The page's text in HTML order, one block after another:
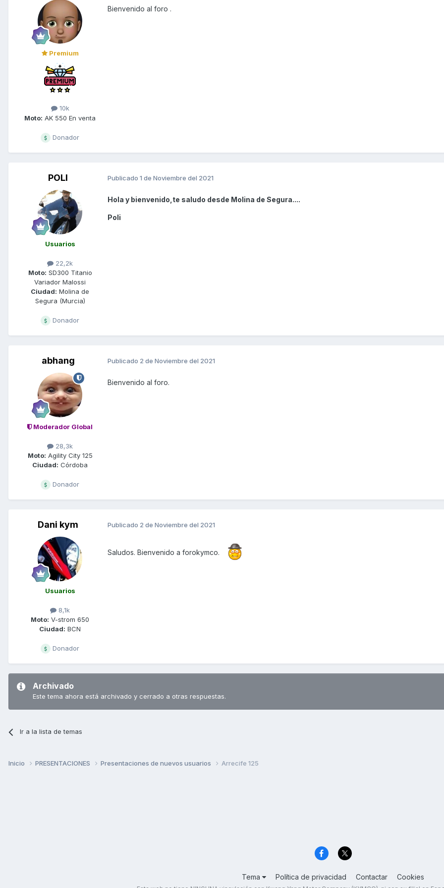
Premium
10k
Moto: AK 550 En venta
Donador
Bienvenido al foro .
POLI
Usuarios
22,2k
Moto: SD300 Titanio
Variador Malossi
Ciudad: Molina de
Segura (Murcia)
Donador
Publicado 1 de Noviembre del 2021
Hola y bienvenido,te saludo desde Molina de Segura....
Poli
abhang
Moderador Global
28,3k
Moto: Agility City 125
Ciudad: Córdoba
Donador
Publicado 2 de Noviembre del 2021
Bienvenido al foro.
Dani kym
Usuarios
8,1k
Moto: V-strom 650
Ciudad: BCN
Donador
Publicado 2 de Noviembre del 2021
Saludos. Bienvenido a forokymco.
Archivado
Este tema ahora está archivado y cerrado a otras respuestas.
Ir a la lista de temas
Inicio PRESENTACIONES Presentaciones de nuevos usuarios Arrecife 125
Tema Política de privacidad Contactar Cookies